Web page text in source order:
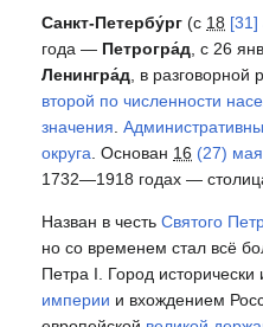
Санкт-Петербу́рг (с 18 [31]
года — Петрогра́д , с 26
Ленингра́д , в
второй по численности
значения
округа . Основан 16 (27) мая
1732—1918 годах —
Назван в честь Святого
но со временем стал всё
Петра I. Город исторически
империи и вхождением